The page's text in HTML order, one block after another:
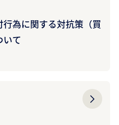
為に関する対抗策（買
いて